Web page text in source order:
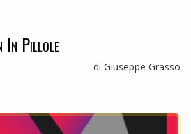
In Pillole
di Giuseppe Grasso